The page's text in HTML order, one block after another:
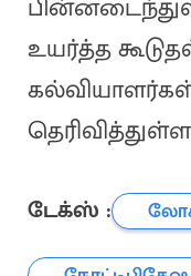
உயர்த்த
கல்வியாளர்கள்
டேக்ஸ் :